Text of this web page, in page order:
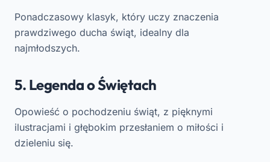
Ponadczasowy klasyk, który uczy znaczenia
prawdziwego ducha świąt, idealny dla
najmłodszych.
5. Legenda o Świętach
Opowieść o pochodzeniu świąt, z pięknymi
ilustracjami i głębokim przesłaniem o miłości i
dzieleniu się.